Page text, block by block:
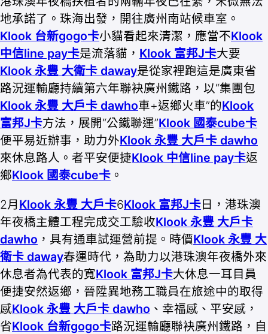
地承諾了。珠海出發，開往廣州南站候車室。
Klook 台新gogo卡小貓看起來清潔，應當不Klook
中信line pay卡是流落貓， Klook 富邦J卡大要
Klook 永豐 大衛卡 daway是從家裡跑這是廣東省
路況運輸廳持續第六年聯袂廣州鐵路，以“集團包
Klook 永豐 大戶卡 dawho車+返鄉火車”的Klook
富邦J卡方法，展開“公鐵聯運”Klook 國泰cube卡
便平易近辦事，助力外Klook 永豐 大戶卡 dawho
來休息路人。者平安便捷Klook 中信line pay卡返
鄉Klook 國泰cube卡 。
2月 Klook 永豐 大戶卡6Klook 富邦J卡日，港珠澳
年夜橋主體工程完成交工驗收Klook 永豐 大戶卡
dawho ，具有通車試運營前提。時價Klook 永豐 大
衛卡 daway春運時代，為助力以港珠澳年夜橋外來
休息者為代表的寬Klook 富邦J卡大休息一耳目員
便捷安然返鄉，晉陞異地務工職員在旅途中的取得
感Klook 永豐 大戶卡 dawho 、幸福感、平安感，
省Klook 台新gogo卡路況運輸廳聯袂廣州鐵路，自